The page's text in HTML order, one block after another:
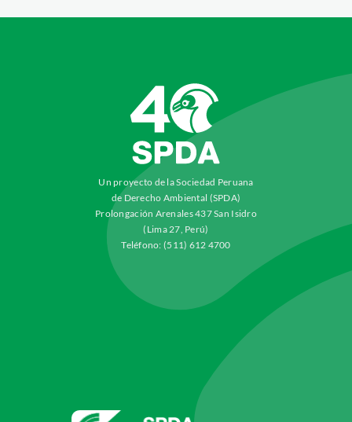
Un proyecto de la Sociedad Peruana
de Derecho Ambiental (SPDA)
Prolongación Arenales 437 San Isidro
(Lima 27, Perú)
Teléfono: (511) 612 4700